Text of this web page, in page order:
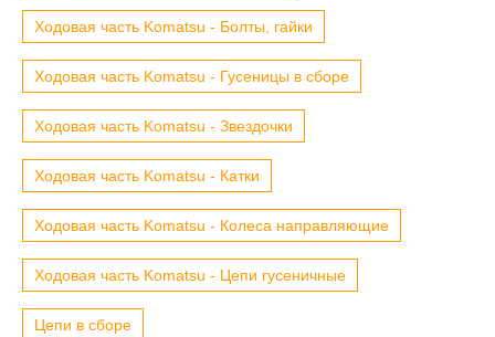
Ходовая часть Komatsu - Болты, гайки
Ходовая часть Komatsu - Гусеницы в сборе
Ходовая часть Komatsu - Звездочки
Ходовая часть Komatsu - Катки
Ходовая часть Komatsu - Колеса направляющие
Ходовая часть Komatsu - Цепи гусеничные
Цепи в сборе